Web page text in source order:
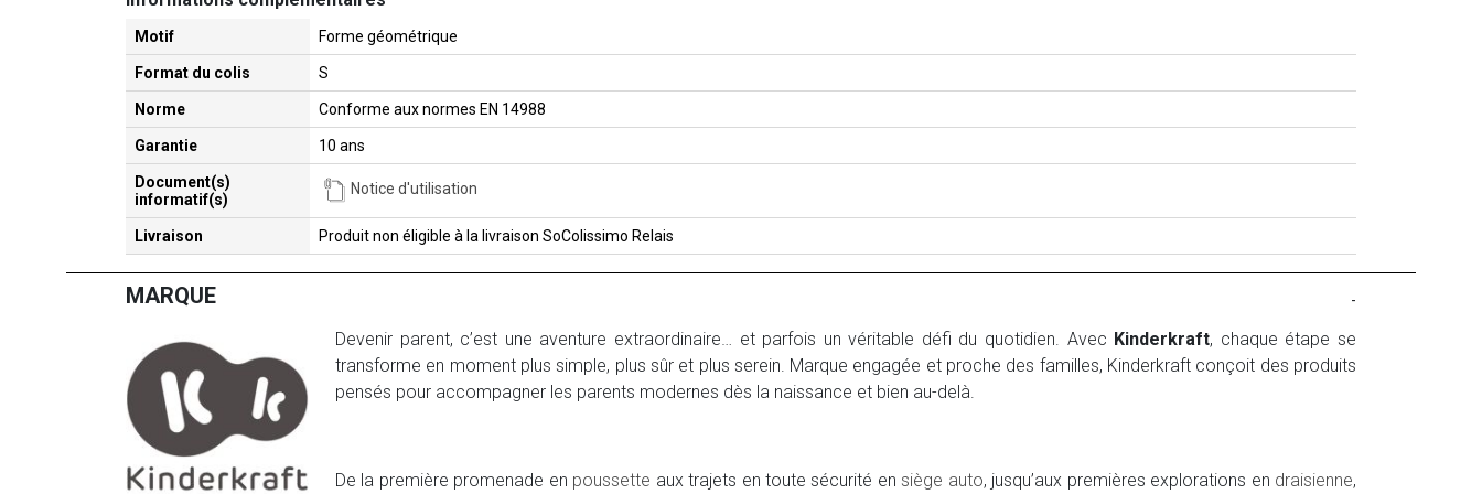
Motif Forme géométrique
Format du colis S
Norme Conforme aux normes EN 14988
Garantie 10 ans
Document(s)
informatif(s)
Notice d'utilisation
Livraison Produit non éligible à la livraison SoColissimo Relais
MARQUE -
Devenir parent, c’est une aventure extraordinaire… et parfois un véritable défi du quotidien. Avec Kinderkraft, chaque étape se
transforme en moment plus simple, plus sûr et plus serein. Marque engagée et proche des familles, Kinderkraft conçoit des produits
pensés pour accompagner les parents modernes dès la naissance et bien au-delà.
De la première promenade en poussette aux trajets en toute sécurité en siège auto, jusqu’aux premières explorations en draisienne,